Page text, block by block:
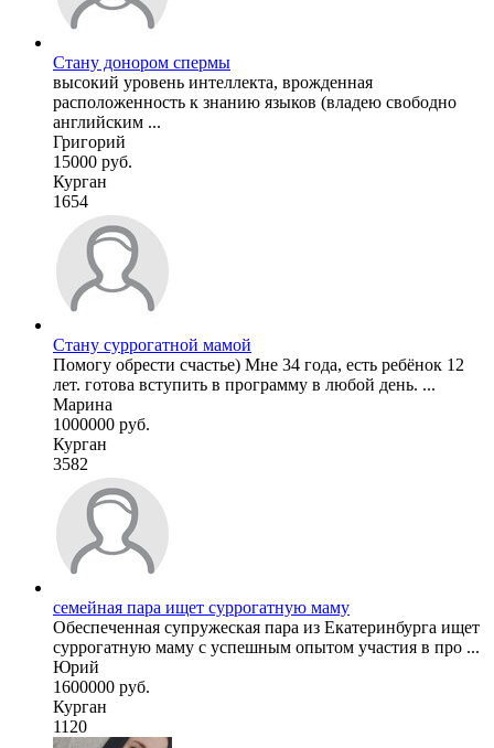
Стану донором спермы
высокий уровень интеллекта, врожденная
расположенность к знанию языков (владею свободно
английским ...
Григорий
15000 руб.
Курган
1654
Стану суррогатной мамой
Помогу обрести счастье) Мне 34 года, есть ребёнок 12
лет. готова вступить в программу в любой день. ...
Марина
1000000 руб.
Курган
3582
семейная пара ищет суррогатную маму
Обеспеченная супружеская пара из Екатеринбурга ищет
суррогатную маму с успешным опытом участия в про ...
Юрий
1600000 руб.
Курган
1120